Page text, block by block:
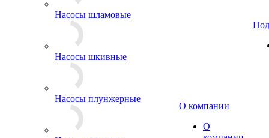
Насосы шламовые
Насосы шкивные
Насосы плунжерные
О компании
О